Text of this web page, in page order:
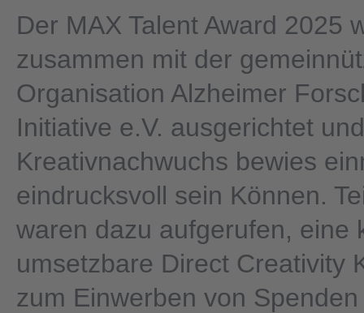
Der MAX Talent Award 2025
zusammen mit der
Organisation Alzheimer
Initiative e.V. ausgerichtet
Kreativnachwuchs bewies
eindrucksvoll sein Können.
waren dazu aufgerufen, eine
umsetzbare Direct Creativity
zum Einwerben von